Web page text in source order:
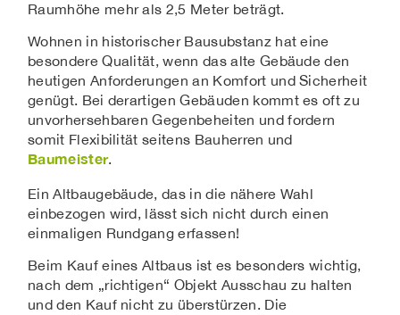
Raumhöhe mehr als 2,5 Meter beträgt.
Wohnen in historischer Bausubstanz hat eine
besondere Qualität, wenn das alte Gebäude den
heutigen Anforderungen an Komfort und Sicherheit
genügt. Bei derartigen Gebäuden kommt es oft zu
unvorhersehbaren Gegenbeheiten und fordern
somit Flexibilität seitens Bauherren und
Baumeister.
Ein Altbaugebäude, das in die nähere Wahl
einbezogen wird, lässt sich nicht durch einen
einmaligen Rundgang erfassen!
Beim Kauf eines Altbaus ist es besonders wichtig,
nach dem „richtigen“ Objekt Ausschau zu halten
und den Kauf nicht zu überstürzen. Die